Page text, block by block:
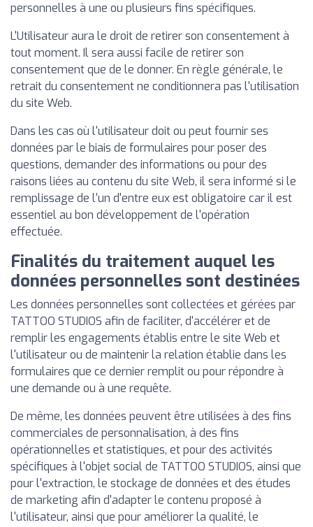
personnelles à une ou plusieurs fins spécifiques.
L'Utilisateur aura le droit de retirer son consentement à
tout moment. Il sera aussi facile de retirer son
consentement que de le donner. En règle générale, le
retrait du consentement ne conditionnera pas l'utilisation
du site Web.
Dans les cas où l'utilisateur doit ou peut fournir ses
données par le biais de formulaires pour poser des
questions, demander des informations ou pour des
raisons liées au contenu du site Web, il sera informé si le
remplissage de l'un d'entre eux est obligatoire car il est
essentiel au bon développement de l'opération
effectuée.
Finalités du traitement auquel les
données personnelles sont destinées
Les données personnelles sont collectées et gérées par
TATTOO STUDIOS afin de faciliter, d'accélérer et de
remplir les engagements établis entre le site Web et
l'utilisateur ou de maintenir la relation établie dans les
formulaires que ce dernier remplit ou pour répondre à
une demande ou à une requête.
De même, les données peuvent être utilisées à des fins
commerciales de personnalisation, à des fins
opérationnelles et statistiques, et pour des activités
spécifiques à l'objet social de TATTOO STUDIOS, ainsi que
pour l'extraction, le stockage de données et des études
de marketing afin d'adapter le contenu proposé à
l'utilisateur, ainsi que pour améliorer la qualité, le